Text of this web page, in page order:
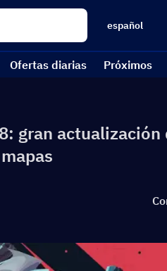
español
Ofertas diarias Próximos
gran actualización